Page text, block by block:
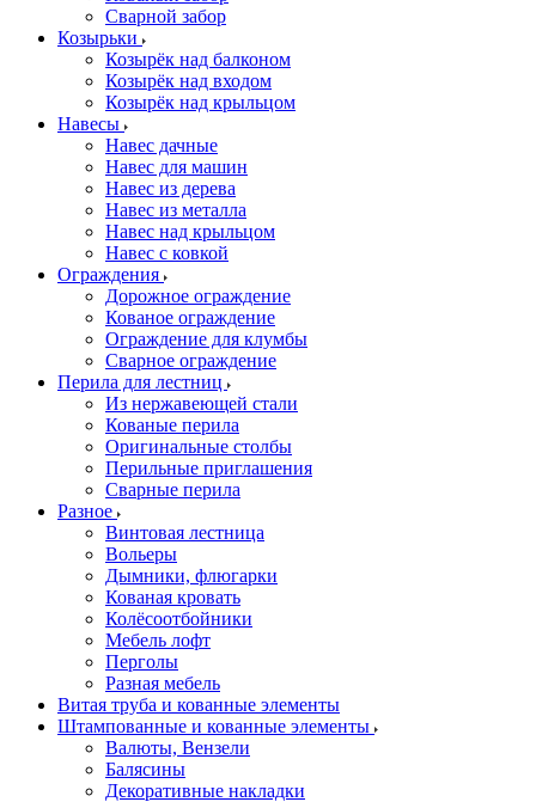
Сварной забор
Козырьки
Козырёк над балконом
Козырёк над входом
Козырёк над крыльцом
Навесы
Навес дачные
Навес для машин
Навес из дерева
Навес из металла
Навес над крыльцом
Навес с ковкой
Ограждения
Дорожное ограждение
Кованое ограждение
Ограждение для клумбы
Сварное ограждение
Перила для лестниц
Из нержавеющей стали
Кованые перила
Оригинальные столбы
Перильные приглашения
Сварные перила
Разное
Винтовая лестница
Вольеры
Дымники, флюгарки
Кованая кровать
Колёсоотбойники
Мебель лофт
Перголы
Разная мебель
Витая труба и кованные элементы
Штампованные и кованные элементы
Валюты, Вензели
Балясины
Декоративные накладки